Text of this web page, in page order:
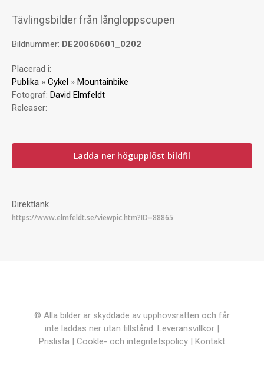
Tävlingsbilder från långloppscupen
Bildnummer: DE20060601_0202
Placerad i:
Publika » Cykel » Mountainbike
Fotograf: David Elmfeldt
Releaser:
Ladda ner högupplöst bildfil
Direktlänk
© Alla bilder är skyddade av upphovsrätten och får
inte laddas ner utan tillstånd. Leveransvillkor |
Prislista | Cookle- och integritetspolicy | Kontakt